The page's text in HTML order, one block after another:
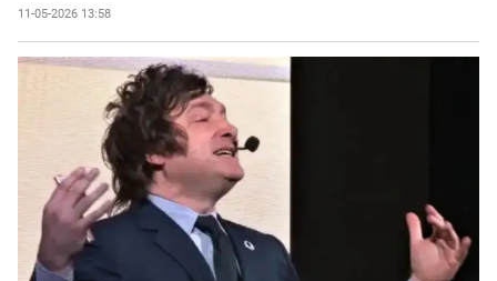
11-05-2026 13:58